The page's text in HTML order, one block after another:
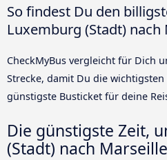
So findest Du den
Luxemburg (Stadt) nach
CheckMyBus vergleicht für Dich
Strecke, damit Du die
günstigste Busticket für deine
Die günstigste Zeit,
(Stadt) nach